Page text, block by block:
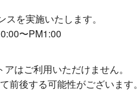
を実施いたします。
〜PM1:00
はご利用いただけません。
前後する可能性がございます。